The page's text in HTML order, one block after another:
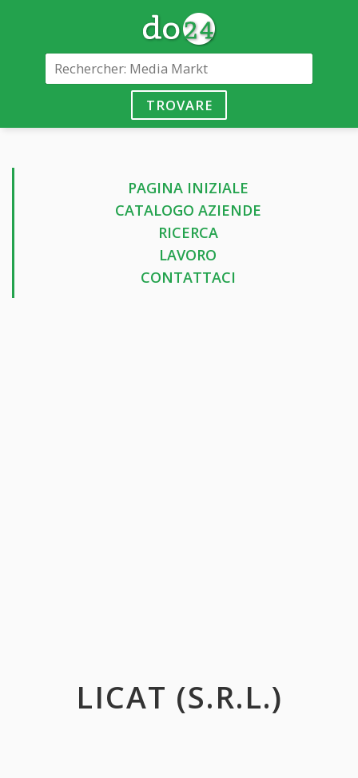
TROVARE
PAGINA INIZIALE
CATALOGO AZIENDE
RICERCA
LAVORO
CONTATTACI
LICAT (S.R.L.)